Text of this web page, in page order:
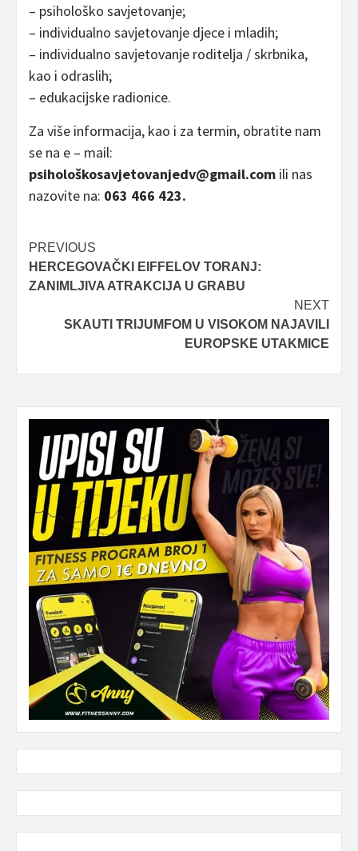
– psihološko savjetovanje;
– individualno savjetovanje djece i mladih;
– individualno savjetovanje roditelja / skrbnika,
kao i odraslih;
– edukacijske radionice.
Za više informacija, kao i za termin, obratite nam
se na e – mail:
psihološkosavjetovanjedv@gmail.com ili nas
nazovite na: 063 466 423.
Post
navigation
PREVIOUS
HERCEGOVAČKI EIFFELOV TORANJ:
ZANIMLJIVA ATRAKCIJA U GRABU
NEXT
SKAUTI TRIJUMFOM U VISOKOM NAJAVILI
EUROPSKE UTAKMICE